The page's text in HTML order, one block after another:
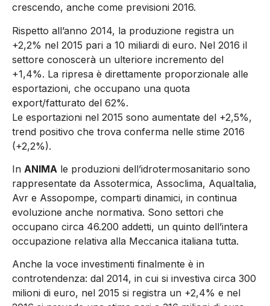
crescendo, anche come previsioni 2016.
Rispetto all’anno 2014, la produzione registra un
+2,2% nel 2015 pari a 10 miliardi di euro. Nel 2016 il
settore conoscerà un ulteriore incremento del
+1,4%. La ripresa è direttamente proporzionale alle
esportazioni, che occupano una quota
export/fatturato del 62%.
Le esportazioni nel 2015 sono aumentate del +2,5%,
trend positivo che trova conferma nelle stime 2016
(+2,2%).
In ANIMA le produzioni dell’idrotermosanitario sono
rappresentate da Assotermica, Assoclima, AquaItalia,
Avr e Assopompe, comparti dinamici, in continua
evoluzione anche normativa. Sono settori che
occupano circa 46.200 addetti, un quinto dell’intera
occupazione relativa alla Meccanica italiana tutta.
Anche la voce investimenti finalmente è in
controtendenza: dal 2014, in cui si investiva circa 300
milioni di euro, nel 2015 si registra un +2,4% e nel